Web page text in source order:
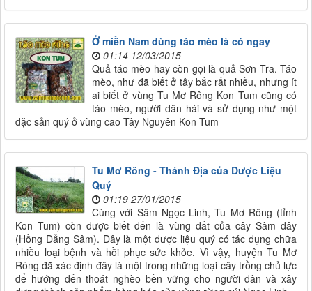
Ở miền Nam dùng táo mèo là có ngay
01:14 12/03/2015
Quả táo mèo hay còn gọi là quả Sơn Tra. Táo
mèo, như đã biết ở tây bắc rất nhiều, nhưng ít
ai biết ở vùng Tu Mơ Rông Kon Tum cũng có
táo mèo, người dân hái và sử dụng như một
đặc sản quý ở vùng cao Tây Nguyên Kon Tum
Tu Mơ Rông - Thánh Địa của Dược Liệu
Quý
01:19 27/01/2015
Cùng với Sâm Ngọc Linh, Tu Mơ Rông (tỉnh
Kon Tum) còn được biết đến là vùng đất của cây Sâm dây
(Hồng Đẳng Sâm). Đây là một dược liệu quý có tác dụng chữa
nhiều loại bệnh và hồi phục sức khỏe. Vì vậy, huyện Tu Mơ
Rông đã xác định đây là một trong những loại cây trồng chủ lực
để hướng đến thoát nghèo bền vững cho người dân và xây